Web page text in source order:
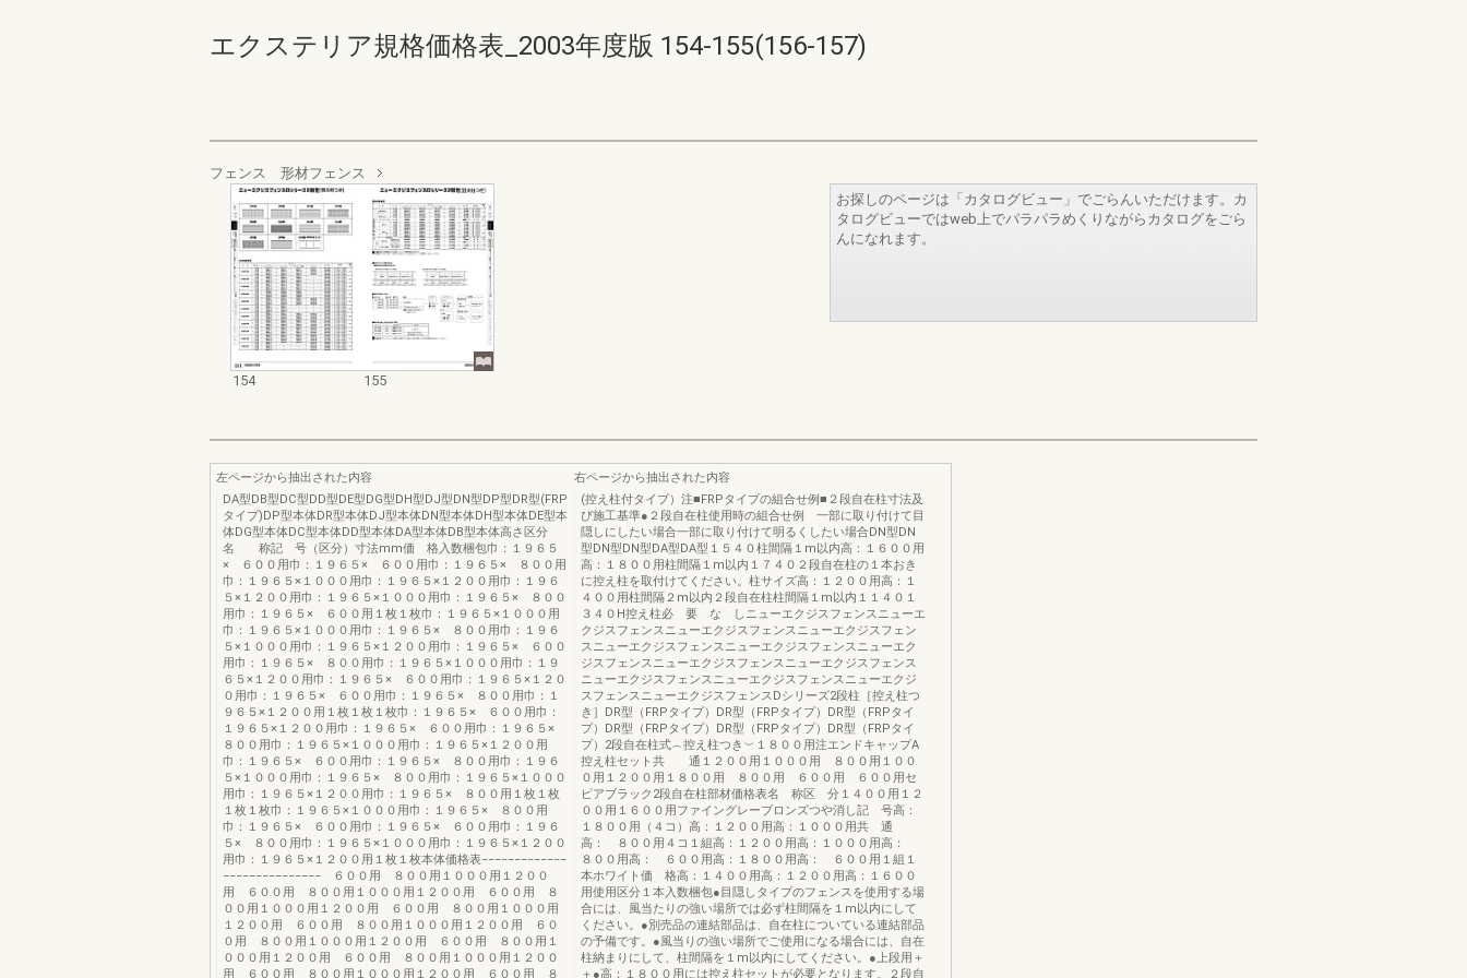
エクステリア規格価格表_2003年度版 154-155(156-157)
フェンス 形材フェンス
154 155
お探しのページは「カタログビュー」でごらんいただけます。カ
タログビューではweb上でパラパラめくりながらカタログをごら
んになれます。
左ページから抽出された内容
DA型DB型DC型DD型DE型DG型DH型DJ型DN型DP型DR型(FRP
タイプ)DP型本体DR型本体DJ型本体DN型本体DH型本体DE型本
体DG型本体DC型本体DD型本体DA型本体DB型本体高さ区分
名 称記 号（区分）寸法mm価 格入数梱包巾：１９６５
× ６００用巾：１９６５× ６００用巾：１９６５× ８００用
巾：１９６５×１０００用巾：１９６５×１２００用巾：１９６
５×１２００用巾：１９６５×１０００用巾：１９６５× ８００
用巾：１９６５× ６００用１枚１枚巾：１９６５×１０００用
巾：１９６５×１０００用巾：１９６５× ８００用巾：１９６
５×１０００用巾：１９６５×１２００用巾：１９６５× ６００
用巾：１９６５× ８００用巾：１９６５×１０００用巾：１９
６５×１２００用巾：１９６５× ６００用巾：１９６５×１２０
０用巾：１９６５× ６００用巾：１９６５× ８００用巾：１
９６５×１２００用１枚１枚１枚巾：１９６５× ６００用巾：
１９６５×１２００用巾：１９６５× ６００用巾：１９６５×
８００用巾：１９６５×１０００用巾：１９６５×１２００用
巾：１９６５× ６００用巾：１９６５× ８００用巾：１９６
５×１０００用巾：１９６５× ８００用巾：１９６５×１０００
用巾：１９６５×１２００用巾：１９６５× ８００用１枚１枚
１枚１枚巾：１９６５×１０００用巾：１９６５× ８００用
巾：１９６５× ６００用巾：１９６５× ６００用巾：１９６
５× ８００用巾：１９６５×１０００用巾：１９６５×１２００
用巾：１９６５×１２００用１枚１枚本体価格表−−−−−−−−−−−−−
−−−−−−−−−−−−−−− ６００用 ８００用１０００用１２００
用 ６００用 ８００用１０００用１２００用 ６００用 ８
００用１０００用１２００用 ６００用 ８００用１０００用
１２００用 ６００用 ８００用１０００用１２００用 ６０
０用 ８００用１０００用１２００用 ６００用 ８００用１
０００用１２００用 ６００用 ８００用１０００用１２００
用 ６００用 ８００用１０００用１２００用 ６００用 ８
右ページから抽出された内容
(控え柱付タイプ）注■FRPタイプの組合せ例■２段自在柱寸法及
び施工基準●２段自在柱使用時の組合せ例 一部に取り付けて目
隠しにしたい場合一部に取り付けて明るくしたい場合DN型DN
型DN型DN型DA型DA型１５４０柱間隔１m以内高：１６００用
高：１８００用柱間隔１m以内１７４０２段自在柱の１本おき
に控え柱を取付けてください。柱サイズ高：１２００用高：１
４００用柱間隔２m以内２段自在柱柱間隔１m以内１１４０１
３４０H控え柱必 要 な しニューエクジスフェンスニューエ
クジスフェンスニューエクジスフェンスニューエクジスフェン
スニューエクジスフェンスニューエクジスフェンスニューエク
ジスフェンスニューエクジスフェンスニューエクジスフェンス
ニューエクジスフェンスニューエクジスフェンスニューエクジ
スフェンスニューエクジスフェンスDシリーズ2段柱［控え柱つ
き］DR型（FRPタイプ）DR型（FRPタイプ）DR型（FRPタイ
プ）DR型（FRPタイプ）DR型（FRPタイプ）DR型（FRPタイ
プ）2段自在柱式︵控え柱つき︶１８００用注エンドキャップA
控え柱セット共 通１２００用１０００用 ８００用１００
０用１２００用１８００用 ８００用 ６００用 ６００用セ
ピアブラック2段自在柱部材価格表名 称区 分１４００用１２
００用１６００用ファイングレーブロンズつや消し記 号高：
１８００用（４コ）高：１２００用高：１０００用共 通
高： ８００用４コ１組高：１２００用高：１０００用高：
８００用高： ６００用高：１８００用高： ６００用１組１
本ホワイト価 格高：１４００用高：１２００用高：１６００
用使用区分１本入数梱包●目隠しタイプのフェンスを使用する場
合には、風当たりの強い場所では必ず柱間隔を１m以内にして
ください。●別売品の連結部品は、自在柱についている連結部品
の予備です。●風当りの強い場所でご使用になる場合には、自在
柱納まりにして、柱間隔を１m以内にしてください。●上段用＋
＋●高：１８００用には控え柱セットが必要となります。２段自